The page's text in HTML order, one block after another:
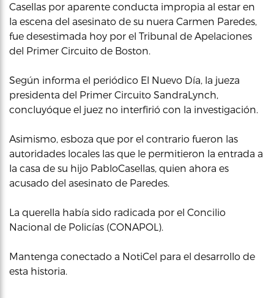
Casellas por aparente conducta impropia al estar en
la escena del asesinato de su nuera Carmen Paredes,
fue desestimada hoy por el Tribunal de Apelaciones
del Primer Circuito de Boston.
Según informa el periódico El Nuevo Día, la jueza
presidenta del Primer Circuito SandraLynch,
concluyóque el juez no interfirió con la investigación.
Asimismo, esboza que por el contrario fueron las
autoridades locales las que le permitieron la entrada a
la casa de su hijo PabloCasellas, quien ahora es
acusado del asesinato de Paredes.
La querella había sido radicada por el Concilio
Nacional de Policías (CONAPOL).
Mantenga conectado a NotiCel para el desarrollo de
esta historia.